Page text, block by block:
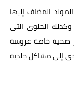
المضاف إليها
وكذلك الحلوى التى
صحية خاصة عروسة
إلى مشاكل جلدية